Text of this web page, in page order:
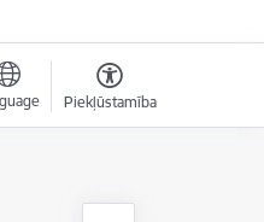
Piekļūstamība